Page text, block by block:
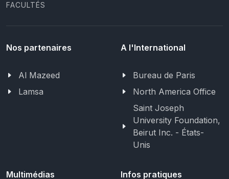
FACULTÉS
Nos partenaires
Al Mazeed
Lamsa
A l'International
Bureau de Paris
North America Office
Saint Joseph
University Foundation,
Beirut Inc. - États-
Unis
Multimédias Infos pratiques